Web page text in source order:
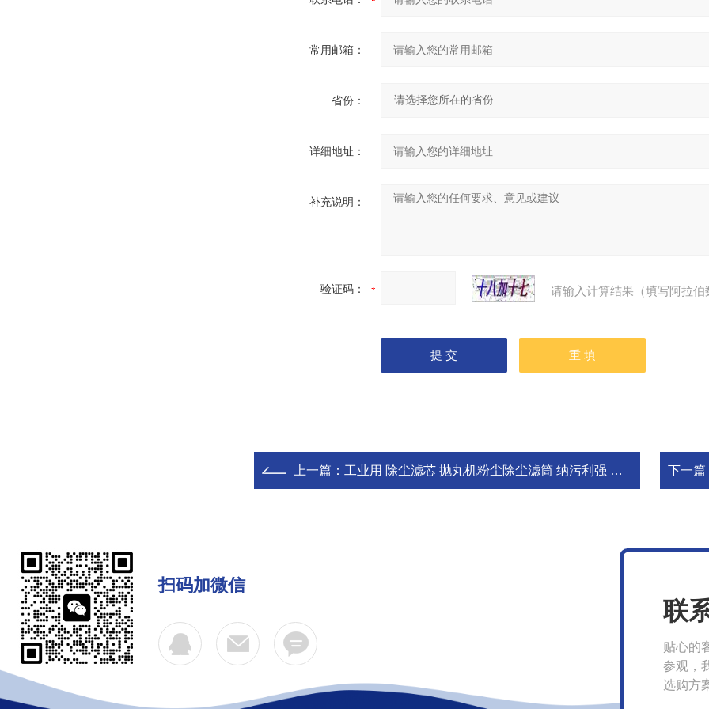
常用邮箱：
省份：
详细地址：
补充说明：
验证码： 请输入计算结果（填写阿拉
上一篇： 工业用 除尘滤芯 抛丸机粉尘除尘滤筒 纳污利强 多尺寸定制 德聚发 下一篇
扫码加微信
联
贴心的
参观，
选购方